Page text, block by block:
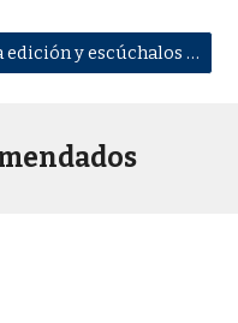
Consulta los contenidos de cada edición y escúchalos a la carta en Spotify